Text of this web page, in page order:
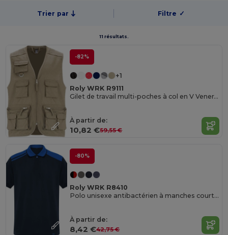
Trier par Filtre ✓
11 résultats.
-82%
+1
Roly WRK R9111
Gilet de travail multi-poches à col en V Venera de 200 g/m2
À partir de:
10,82 €59,55 €
-80%
Roly WRK R8410
Polo unisexe antibactérien à manches courtes Samurai de 160 g/m2
À partir de:
8,42 €42,75 €